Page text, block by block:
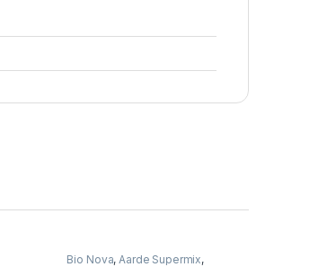
Bio Nova, Aarde Supermix,